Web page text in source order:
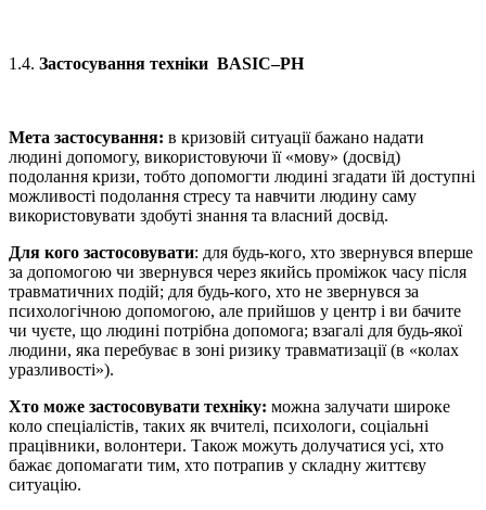
1.4. Застосування техніки BASIC–PH
Мета застосування: в кризовій ситуації бажано надати
людині допомогу, використовуючи її «мову» (досвід)
подолання кризи, тобто допомогти людині згадати їй доступні
можливості подолання стресу та навчити людину саму
використовувати здобуті знання та власний досвід.
Для кого застосовувати: для будь-кого, хто звернувся вперше
за допомогою чи звернувся через якийсь проміжок часу після
травматичних подій; для будь-кого, хто не звернувся за
психологічною допомогою, але прийшов у центр і ви бачите
чи чуєте, що людині потрібна допомога; взагалі для будь-якої
людини, яка перебуває в зоні ризику травматизації (в «колах
уразливості»).
Хто може застосовувати техніку: можна залучати широке
коло спеціалістів, таких як вчителі, психологи, соціальні
працівники, волонтери. Також можуть долучатися усі, хто
бажає допомагати тим, хто потрапив у складну життєву
ситуацію.